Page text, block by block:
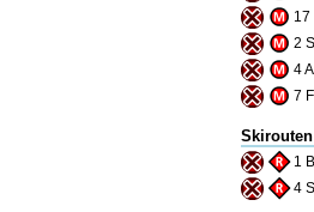
17
2
4
7
Skirouten
1
4